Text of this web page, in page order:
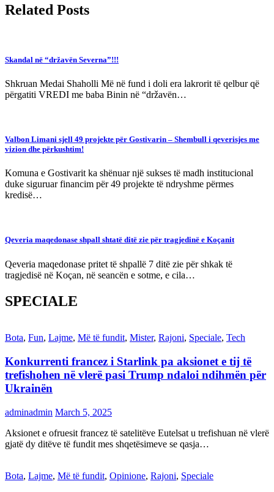
Related Posts
Skandal në “državën Severna”!!!
Shkruan Medai Shaholli Më në fund i doli era lakrorit të qelbur që
përgatiti VREDI me baba Binin në “državën…
Valbon Limani sjell 49 projekte për Gostivarin – Shembull i qeverisjes me
vizion dhe përkushtim!
Komuna e Gostivarit ka shënuar një sukses të madh institucional
duke siguruar financim për 49 projekte të ndryshme përmes
kredisë…
Qeveria maqedonase shpall shtatë ditë zie për tragjedinë e Koçanit
Qeveria maqedonase pritet të shpallë 7 ditë zie për shkak të
tragjedisë në Koçan, në seancën e sotme, e cila…
SPECIALE
Bota, Fun, Lajme, Më të fundit, Mister, Rajoni, Speciale, Tech
Konkurrenti francez i Starlink pa aksionet e tij të
trefishohen në vlerë pasi Trump ndaloi ndihmën për
Ukrainën
adminadmin March 5, 2025
Aksionet e ofruesit francez të satelitëve Eutelsat u trefishuan në vlerë
gjatë dy ditëve të fundit mes shqetësimeve se qasja…
Bota, Lajme, Më të fundit, Opinione, Rajoni, Speciale